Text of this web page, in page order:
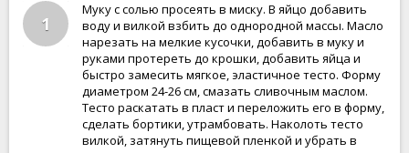
1
Муку с солью просеять в миску. В яйцо добавить
воду и вилкой взбить до однородной массы. Масло
нарезать на мелкие кусочки, добавить в муку и
руками протереть до крошки, добавить яйца и
быстро замесить мягкое, эластичное тесто. Форму
диаметром 24-26 см, смазать сливочным маслом.
Тесто раскатать в пласт и переложить его в форму,
сделать бортики, утрамбовать. Наколоть тесто
вилкой, затянуть пищевой пленкой и убрать в